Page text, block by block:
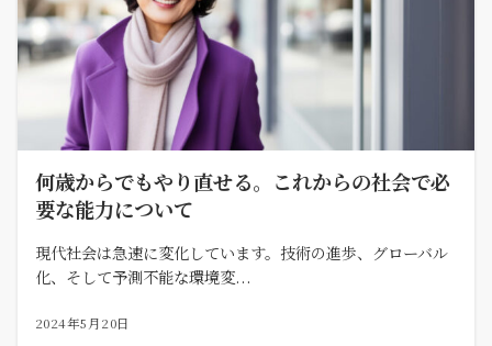
何歳からでもやり直せる。これからの社会で必
要な能力について
現代社会は急速に変化しています。技術の進歩、グローバル
化、そして予測不能な環境変...
2024年5月20日